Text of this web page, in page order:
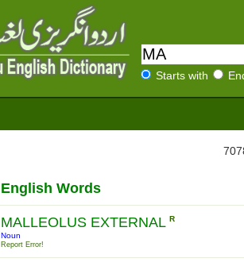
Starts with
English Words
MALLEOLUS EXTERNAL R
Noun
Report Error!